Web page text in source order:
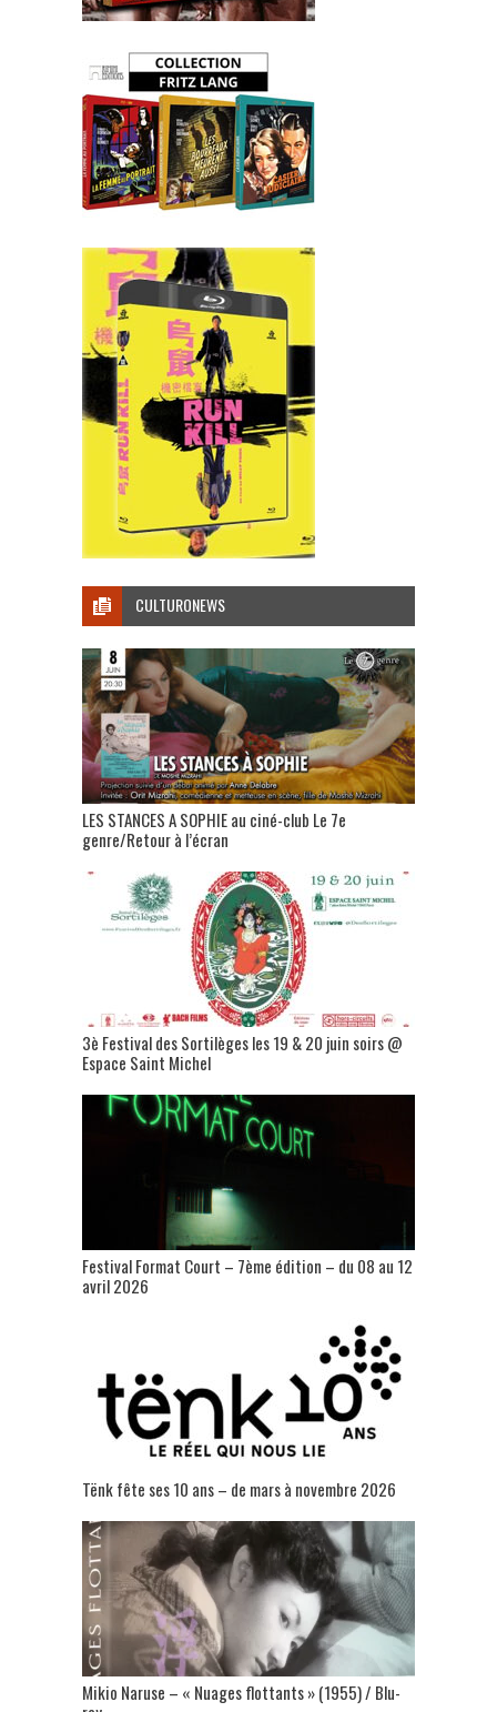
CULTURONEWS
LES STANCES A SOPHIE au ciné-club Le 7e
genre/Retour à l’écran
3è Festival des Sortilèges les 19 & 20 juin soirs @
Espace Saint Michel
Festival Format Court – 7ème édition – du 08 au 12
avril 2026
Tënk fête ses 10 ans – de mars à novembre 2026
Mikio Naruse – « Nuages flottants » (1955) / Blu-